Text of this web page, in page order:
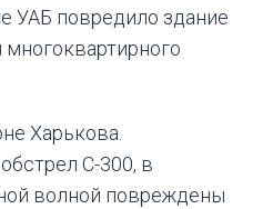
УАБ повредило здание
Харькова.
С-300, в
волной повреждены